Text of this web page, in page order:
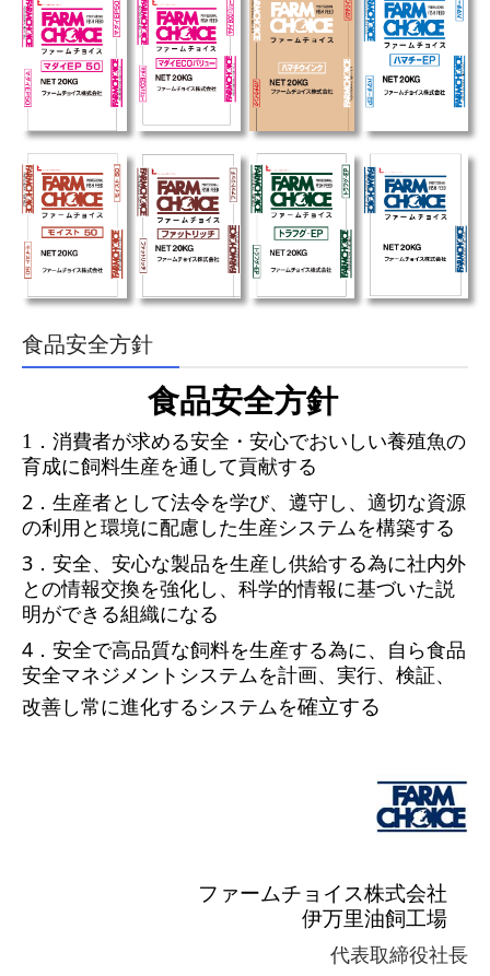
食品安全方針
食品安全方針
1 ．消費者が求める安全・安心でおいしい養殖魚の
育成に飼料生産を通して貢献する
2 ．生産者として法令を学び、遵守し、適切な資源
の利用と環境に配慮した生産システムを構築する
3 ．安全、安心な製品を生産し供給する為に社内外
との情報交換を強化し、科学的情報に基づいた説
明ができる組織になる
4 ．安全で高品質な飼料を生産する為に、自ら食品
安全マネジメント システムを計画、実行、検証、
改善し常に進化するシステムを確立する
ファームチョイス株式会社
伊万里油飼工場
代表取締役社長